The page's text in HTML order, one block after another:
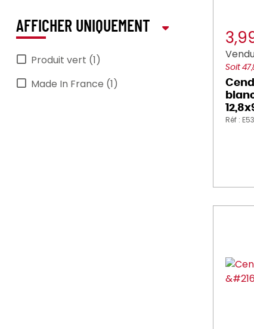
AFFICHER UNIQUEMENT
Produit vert (1)
Made In France (1)
Soit
Réf :